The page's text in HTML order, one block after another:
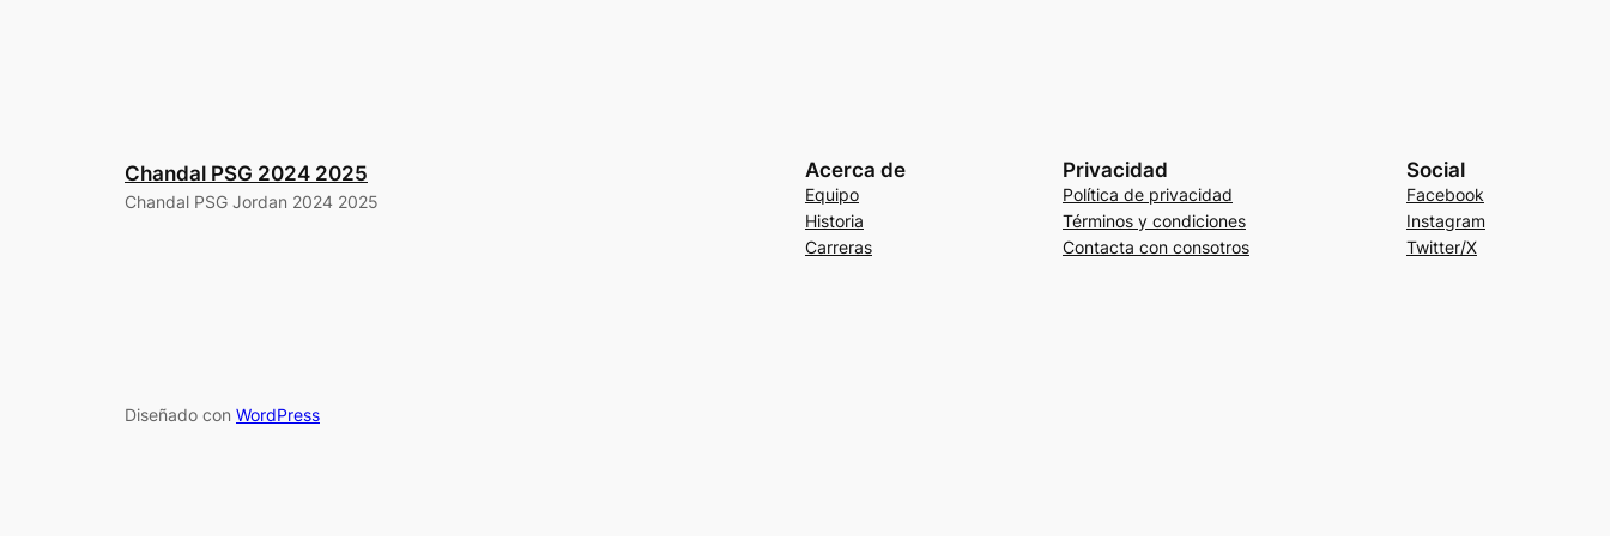
Chandal PSG 2024 2025
Chandal PSG Jordan 2024 2025
Acerca de
Equipo
Historia
Carreras
Privacidad
Política de privacidad
Términos y condiciones
Contacta con consotros
Social
Facebook
Instagram
Twitter/X
Diseñado con WordPress